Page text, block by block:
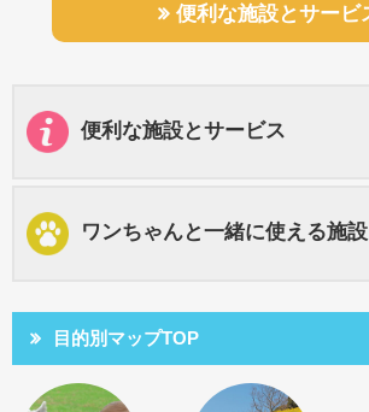
便利な施設とサービ
便利な施設とサービス
ワンちゃんと一緒に使える施設
目的別マップTOP